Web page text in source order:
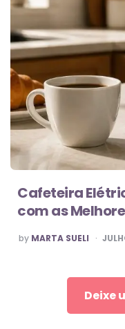
Cafeteira
com as
POSTED
BY
by MARTA SUELI
Deixe